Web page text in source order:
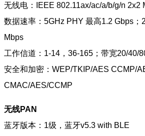
无线电：IEEE 802.11ax/ac/a/b/g/n 2x2
数据速率：5GHz PHY 最高1.2 Gbps；
Mbps
工作信道：1-14，36-165；带宽20/40/
安全和加密：WEP/TKIP/AES CCMP/
CMAC/AES/CCMP
无线PAN
蓝牙版本：1级，蓝牙v5.3 with BLE